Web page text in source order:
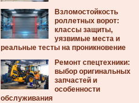
Взломостойкость
роллетных ворот:
классы защиты,
уязвимые места и
реальные тесты на проникновение
Ремонт спецтехники:
выбор оригинальных
запчастей и
особенности
обслуживания